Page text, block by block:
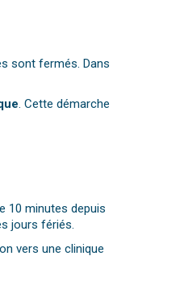
sont fermés. Dans
. Cette démarche
10 minutes depuis
jours fériés.
vers une clinique